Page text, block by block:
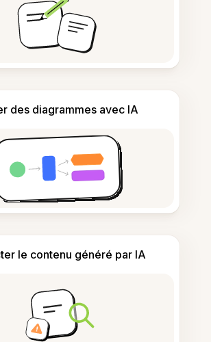
des diagrammes avec IA
le contenu généré par IA